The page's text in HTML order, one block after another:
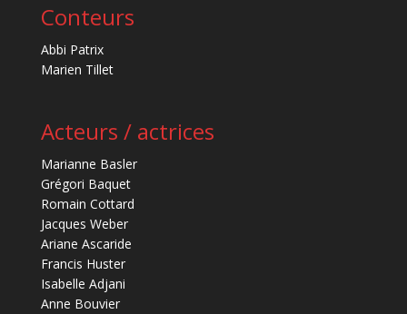
Conteurs
Abbi Patrix
Marien Tillet
Acteurs / actrices
Marianne Basler
Grégori Baquet
Romain Cottard
Jacques Weber
Ariane Ascaride
Francis Huster
Isabelle Adjani
Anne Bouvier